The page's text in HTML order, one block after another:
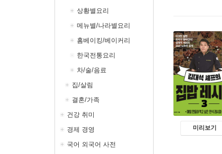
상황별요리
메뉴별/나라별요리
홈베이킹/베이커리
한국전통요리
차/술/음료
집/살림
결혼/가족
건강 취미
경제 경영
국어 외국어 사전
미리보기